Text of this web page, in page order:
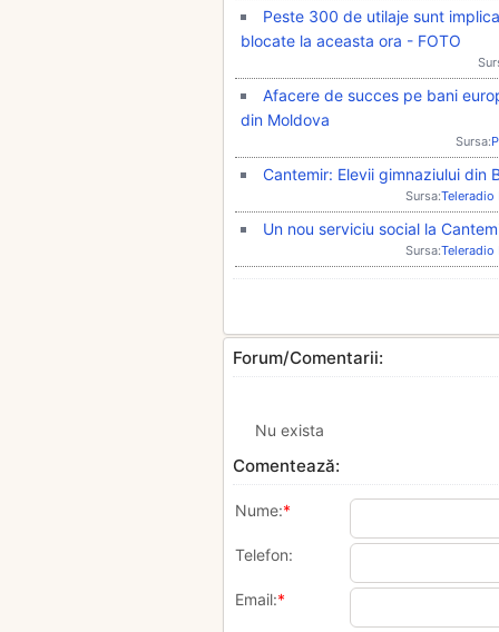
Peste 300 de utilaje sunt
blocate la aceasta ora - FOTO
Afacere de succes pe bani
din Moldova
Sursa:
Cantemir: Elevii gimnaziului din
Sursa:
Un nou serviciu social la
Sursa:
Forum/Comentarii:
Nu exista
Comentează:
Nume:*
Telefon:
Email:*